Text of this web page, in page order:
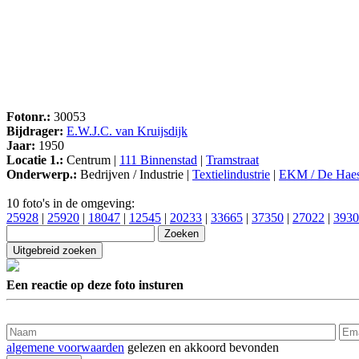
Fotonr.: 30053
Bijdrager: E.W.J.C. van Kruijsdijk
Jaar: 1950
Locatie 1.: Centrum | 111 Binnenstad
Tramstraat
Onderwerp.: Bedrijven / Industrie | Textielindustrie EKM / De
10 foto's in de omgeving:
25928
25920 18047 12545 20233 33665 37350 27022
Een reactie op deze foto insturen
algemene voorwaarden gelezen en akkoord bevonden